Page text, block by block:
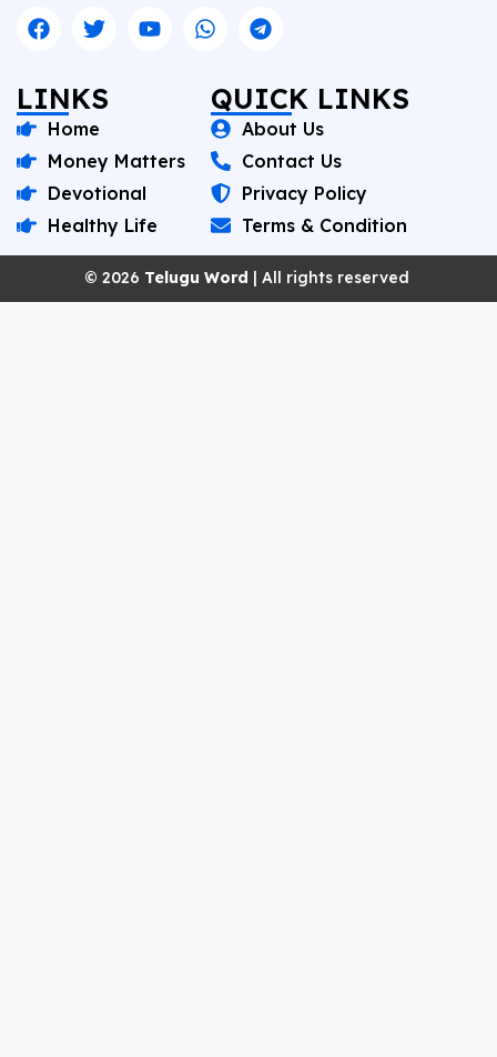
LINKS
Home
Money Matters
Devotional
Healthy Life
QUICK LINKS
About Us
Contact Us
Privacy Policy
Terms & Condition
© 2026 Telugu Word | All rights reserved